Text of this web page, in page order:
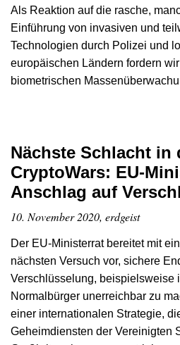
Als Reaktion auf die rasche,
Einführung von invasiven und
Technologien durch Polizei und
europäischen Ländern fordern
biometrischen
Nächste Schlacht in
CryptoWars: EU-
Anschlag auf
10. November 2020, erdgeist
Der EU-Ministerrat bereitet mit
nächsten Versuch vor, sichere
Verschlüsselung, beispielsweise
Normalbürger unerreichbar zu
einer internationalen Strategie,
Geheimdiensten der Vereinigten